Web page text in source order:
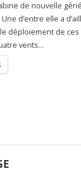
de nouvelle
d’entre elle a
déploiement de
vents…